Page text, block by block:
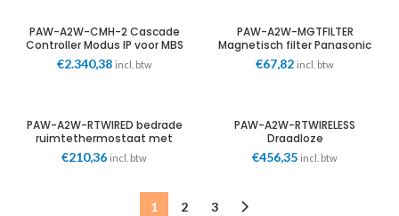
PAW-A2W-CMH-2 Cascade
Controller Modus IP voor MBS
communicatie Panasonic
€2.340,38 incl. btw
PAW-A2W-MGTFILTER
Magnetisch filter Panasonic
€67,82 incl. btw
PAW-A2W-RTWIRED bedrade
ruimtethermostaat met
week timer Panasonic
€210,36 incl. btw
PAW-A2W-RTWIRELESS
Draadloze
ruimtethermostaat met
week timer Panasonic
€456,35 incl. btw
1 2 3